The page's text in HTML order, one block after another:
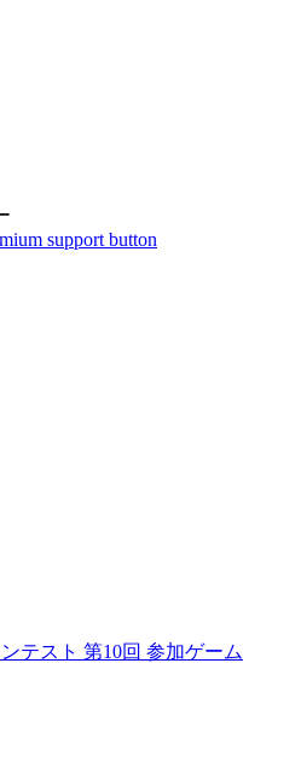
テスト 第10回 参加ゲーム